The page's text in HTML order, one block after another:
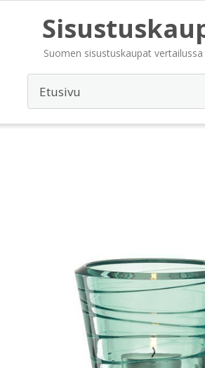
Suomen sisustuskaupat vertailussa